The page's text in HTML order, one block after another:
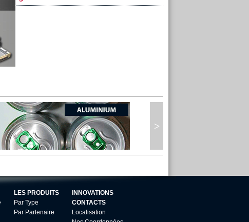
LES PRODUITS
Par Type
Par Partenaire
INNOVATIONS
CONTACTS
Localisation